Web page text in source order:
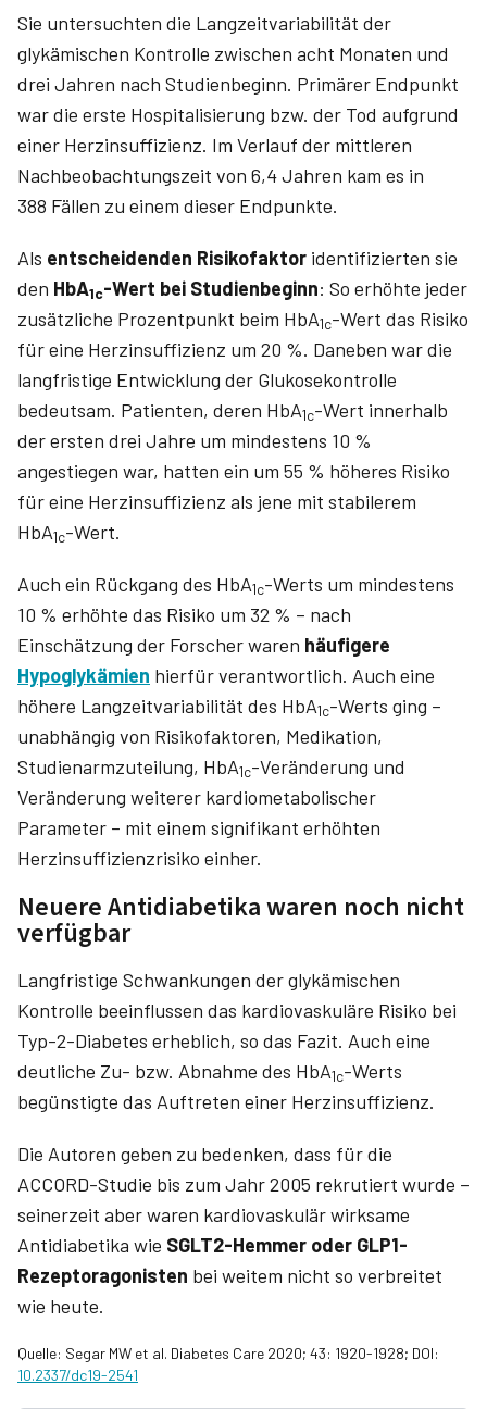
Sie untersuchten die Langzeitvariabilität der
glykämischen Kon­trolle zwischen acht Monaten und
drei Jahren nach Studienbeginn. Primärer Endpunkt
war die erste Hospitalisierung bzw. der Tod aufgrund
einer Herzinsuffizienz. Im Verlauf der mittleren
Nachbeobachtungszeit von 6,4 Jahren kam es in
388 Fällen zu einem dieser Endpunkte.
Als entscheidenden Risikofaktor identifizierten sie
den HbA1c-Wert bei Studienbeginn: So erhöhte jeder
zusätzliche Prozentpunkt beim HbA1c-Wert das Risiko
für eine Herzinsuffizienz um 20 %. Daneben war die
langfristige Entwicklung der Glukosekontrolle
bedeutsam. Patienten, deren HbA1c-Wert innerhalb
der ersten drei Jahre um mindestens 10 %
angestiegen war, hatten ein um 55 % höheres Risiko
für eine Herzinsuffizienz als jene mit stabilerem
HbA1c-Wert.
Auch ein Rückgang des HbA1c-Werts um mindestens
10 % erhöhte das Risiko um 32 % – nach
Einschätzung der Forscher waren häufigere
Hypoglyk­ämien hierfür verantwortlich. Auch eine
höhere Langzeitvariabilität des HbA1c-Werts ging –
unabhängig von Risikofaktoren, Medikation,
Studienarmzuteilung, HbA1c-Veränderung und
Veränderung weiterer kardiometabolischer
Parameter – mit einem signifikant erhöhten
Herzinsuffizienzrisiko einher.
Neuere Antidiabetika waren noch nicht
verfügbar
Langfristige Schwankungen der glyk­ämischen
Kontrolle beeinflussen das kardiovaskuläre Risiko bei
Typ-2-Diabetes erheblich, so das Fazit. Auch eine
deutliche Zu- bzw. Abnahme des HbA1c-Werts
begünstigte das Auftreten einer Herzinsuffizienz.
Die Autoren geben zu bedenken, dass für die
ACCORD-Studie bis zum Jahr 2005 rekrutiert wurde –
seinerzeit aber waren kardiovaskulär wirksame
Antidiabetika wie SGLT2-Hemmer oder GLP1-
Rezeptoragonisten bei weitem nicht so verbreitet
wie heute.
Quelle: Segar MW et al. Diabetes Care 2020; 43: 1920-1928; DOI:
10.2337/dc19-2541